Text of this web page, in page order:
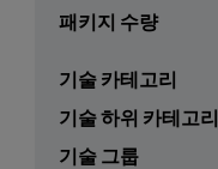
패키지 수량
기술 카테고리
기술 하위 카테고리
기술 그룹